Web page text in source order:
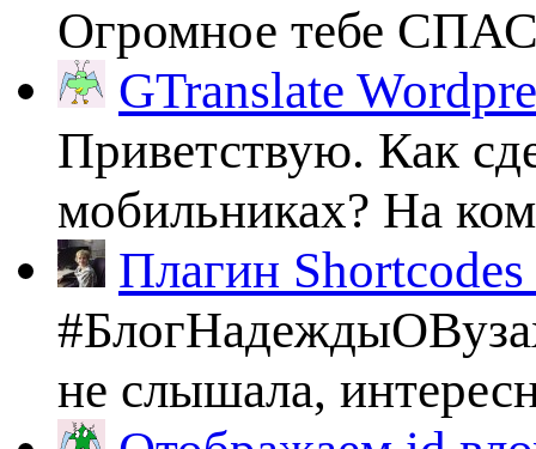
Огромное тебе
GTranslate
Приветствую. Как
мобильниках? На
Плагин
не слышала,